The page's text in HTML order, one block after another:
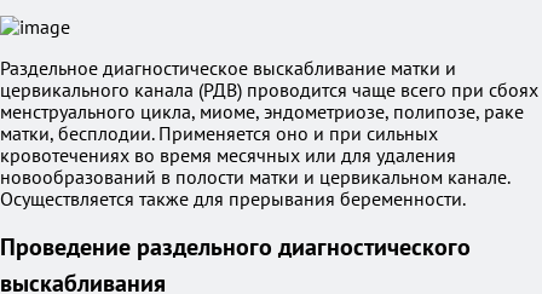
Раздельное диагностическое выскабливание матки и
цервикального канала (РДВ) проводится чаще всего при сбоях
менструального цикла, миоме, эндометриозе, полипозе, раке
матки, бесплодии. Применяется оно и при сильных
кровотечениях во время месячных или для удаления
новообразований в полости матки и цервикальном канале.
Осуществляется также для прерывания беременности.
Проведение раздельного диагностического
выскабливания